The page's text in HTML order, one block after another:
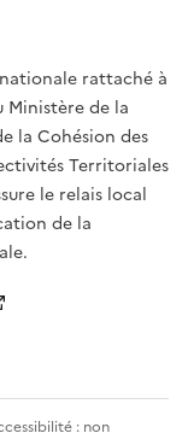
rattaché à
Ministère de la
la Cohésion des
Territoriales
le relais local
de la
: non